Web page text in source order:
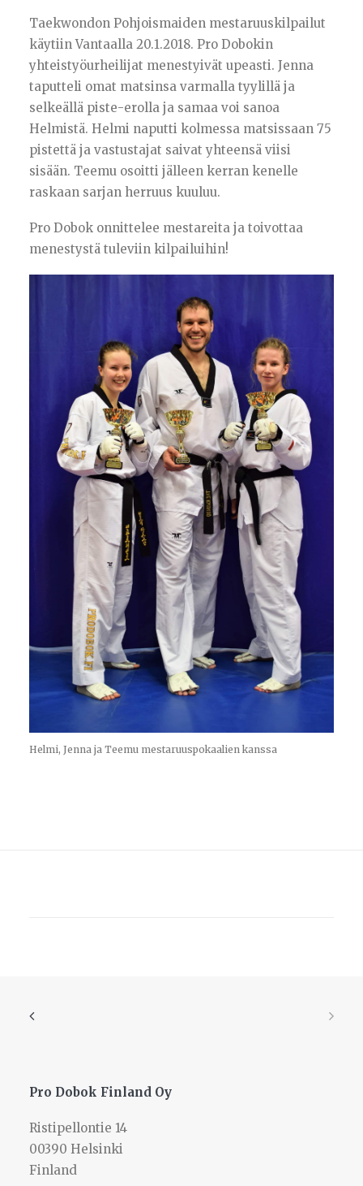
Taekwondon Pohjoismaiden mestaruuskilpailut
käytiin Vantaalla 20.1.2018. Pro Dobokin
yhteistyöurheilijat menestyivät upeasti. Jenna
taputteli omat matsinsa varmalla tyylillä ja
selkeällä piste-erolla ja samaa voi sanoa
Helmistä. Helmi naputti kolmessa matsissaan 75
pistettä ja vastustajat saivat yhteensä viisi
sisään. Teemu osoitti jälleen kerran kenelle
raskaan sarjan herruus kuuluu.
Pro Dobok onnittelee mestareita ja toivottaa
menestystä tuleviin kilpailuihin!
Helmi, Jenna ja Teemu mestaruuspokaalien kanssa
Pro Dobok Finland Oy
Ristipellontie 14
00390 Helsinki
Finland